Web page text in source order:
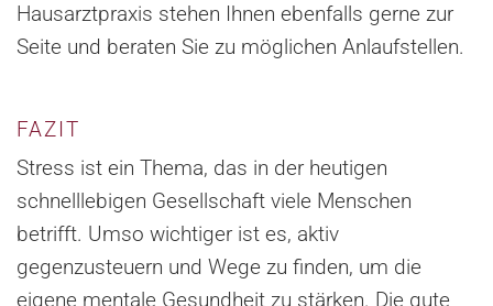
Hausarztpraxis stehen Ihnen ebenfalls gerne zur
Seite und beraten Sie zu möglichen Anlaufstellen.
FAZIT
Stress ist ein Thema, das in der heutigen
schnelllebigen Gesellschaft viele Menschen
betrifft. Umso wichtiger ist es, aktiv
gegenzusteuern und Wege zu finden, um die
eigene mentale Gesundheit zu stärken. Die gute